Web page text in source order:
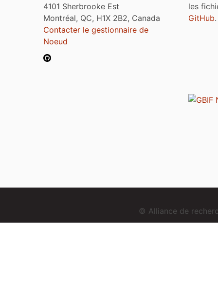
4101 Sherbrooke Est
Montréal, QC, H1X 2B2, Canada
Contacter le gestionnaire de
Noeud
les
GitHub.
© Alliance de